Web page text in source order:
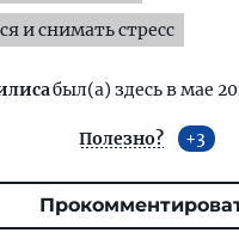
и снимать стресс
был(а) здесь в мае
Полезно? 3